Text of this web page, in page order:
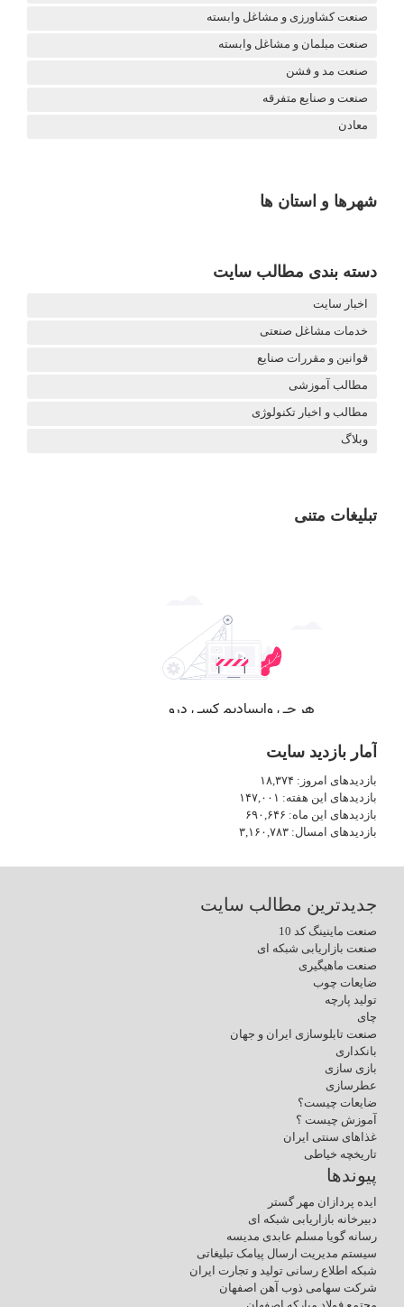
صنعت کشاورزی و مشاغل وابسته
صنعت مبلمان و مشاغل وابسته
صنعت مد و فشن
صنعت و صنایع متفرقه
معادن
شهرها و استان ها
دسته بندی مطالب سایت
اخبار سایت
خدمات مشاغل صنعتی
قوانین و مقررات صنایع
مطالب آموزشی
مطالب و اخبار تکنولوژی
وبلاگ
تبلیغات متنی
آمار بازدید سایت
بازدیدهای امروز: ۱۸,۳۷۴
بازدیدهای این هفته: ۱۴۷,۰۰۱
بازدیدهای این ماه: ۶۹۰,۶۴۶
بازدیدهای امسال: ۳,۱۶۰,۷۸۳
جدیدترین مطالب سایت
صنعت ماینینگ کد 10
صنعت بازاریابی شبکه ای
صنعت ماهیگیری
ضایعات چوب
تولید پارچه
چای
صنعت تابلوسازی ایران و جهان
بانکداری
بازی سازی
عطرسازی
ضایعات چیست؟
آموزش چیست ؟
غذاهای سنتی ایران
تاریخچه خیاطی
پیوندها
ایده پردازان مهر گستر
دبیرخانه بازاریابی شبکه ای
رسانه گویا مسلم عابدی مدیسه
سیستم مدیریت ارسال پیامک تبلیغاتی
شبکه اطلاع رسانی تولید و تجارت ایران
شرکت سهامی ذوب آهن اصفهان